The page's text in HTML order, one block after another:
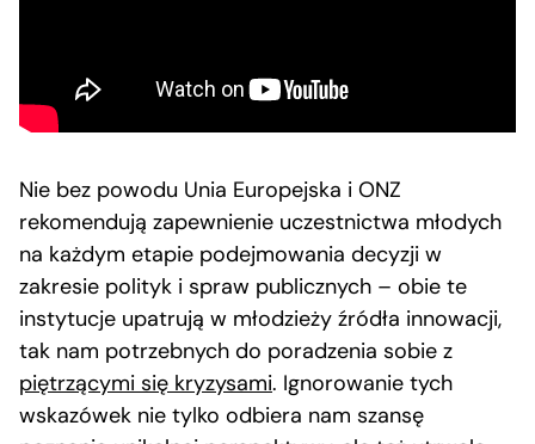
Nie bez powodu Unia Europejska i ONZ
rekomendują zapewnienie uczestnictwa młodych
na każdym etapie podejmowania decyzji w
zakresie polityk i spraw publicznych – obie te
instytucje upatrują w młodzieży źródła innowacji,
tak nam potrzebnych do poradzenia sobie z
piętrzącymi się kryzysami. Ignorowanie tych
wskazówek nie tylko odbiera nam szansę